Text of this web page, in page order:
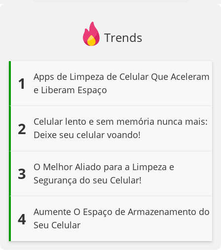
Trends
1
Apps de Limpeza de Celular Que Aceleram
e Liberam Espaço
2
Celular lento e sem memória nunca mais:
Deixe seu celular voando!
3
O Melhor Aliado para a Limpeza e
Segurança do seu Celular!
4
Aumente O Espaço de Armazenamento do
Seu Celular